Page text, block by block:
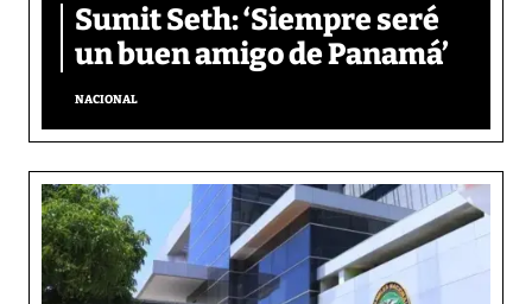
Sumit Seth: ‘Siempre seré
un buen amigo de Panamá’
NACIONAL